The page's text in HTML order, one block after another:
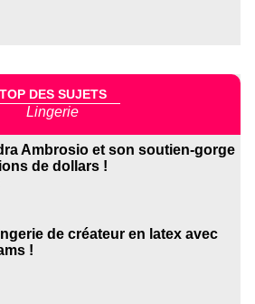
TOP DES SUJETS
Lingerie
Ambrosio et son soutien-gorge
de dollars !
de créateur en latex avec
!